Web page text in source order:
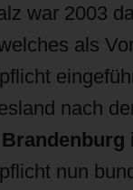
war 2003
als
nach
Brandenburg
nun